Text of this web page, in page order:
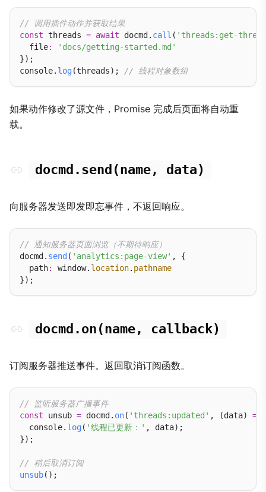
// 调用插件动作并获取结果
const threads = await docmd. call ( 'threads:get-
  file
:
'docs/getting-started.md'
});
console. log(threads); // 线程对象数组
如果动作修改了源文件，Promise 完成后页面将自动重
载。
docmd.send(name, data)
向服务器发送即发即忘事件，不返回响应。
// 通知服务器页面浏览（不期待响应）
docmd. send ( 'analytics:page-view' , {
  path
: window. location. pathname
docmd.on(name, callback)
订阅服务器推送事件。返回取消订阅函数。
// 监听服务器广播事件
const unsub = docmd. on( 'threads:updated' , (data) =>
  console.
log( '线程已更新：' , data);
});
// 稍后取消订阅
unsub